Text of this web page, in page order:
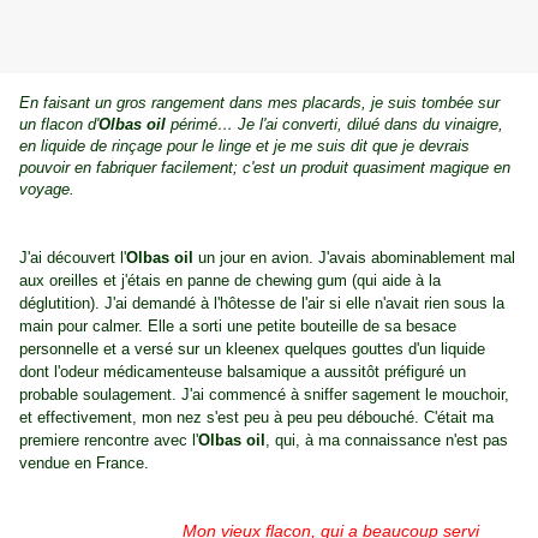
En faisant un gros rangement dans mes placards, je suis tombée sur
un flacon d'Olbas oil périmé… Je l'ai converti, dilué dans du vinaigre,
en liquide de rinçage pour le linge et je me suis dit que je devrais
pouvoir en fabriquer facilement; c'est un produit quasiment magique en
voyage.
J'ai découvert l'Olbas oil un jour en avion. J'avais abominablement mal
aux oreilles et j'étais en panne de chewing gum (qui aide à la
déglutition). J'ai demandé à l'hôtesse de l'air si elle n'avait rien sous la
main pour calmer. Elle a sorti une petite bouteille de sa besace
personnelle et a versé sur un kleenex quelques gouttes d'un liquide
dont l'odeur médicamenteuse balsamique a aussitôt préfiguré un
probable soulagement. J'ai commencé à sniffer sagement le mouchoir,
et effectivement, mon nez s'est peu à peu peu débouché. C'était ma
premiere rencontre avec l'Olbas oil , qui, à ma connaissance n'est pas
vendue en France.
Mon vieux flacon, qui a beaucoup servi